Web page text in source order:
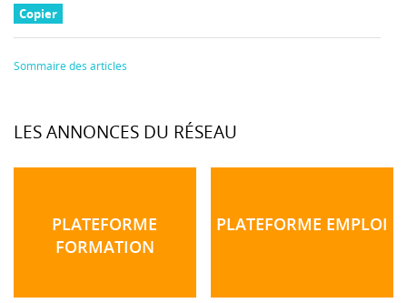
Copier
Sommaire des articles
LES ANNONCES DU RÉSEAU
PLATEFORME
FORMATION
PLATEFORME EMPLOI